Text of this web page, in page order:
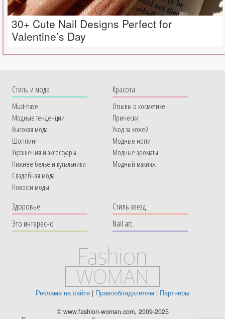
30+ Cute Nail Designs Perfect for
Valentine’s Day
Cтиль и мода
Must-have
Модные тенденции
Высокая мода
Шоппинг
Украшения и аксессуары
Нижнее белье и купальники
Свадебная мода
Новости моды
Красота
Отзывы о косметике
Прически
Уход за кожей
Модные ногти
Модные ароматы
Модный макияж
Здоровье
Это интересно
Стиль звезд
Nail art
Реклама на сайте | Правообладателям | Партнеры
© www.fashion-woman.com, 2009-2025